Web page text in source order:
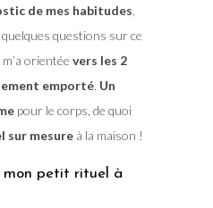
de mes habitudes
questions sur ce
orientée vers les 2
emporté. Un
pour le corps, de quoi
sur mesureà la maison !
mon petit rituel à